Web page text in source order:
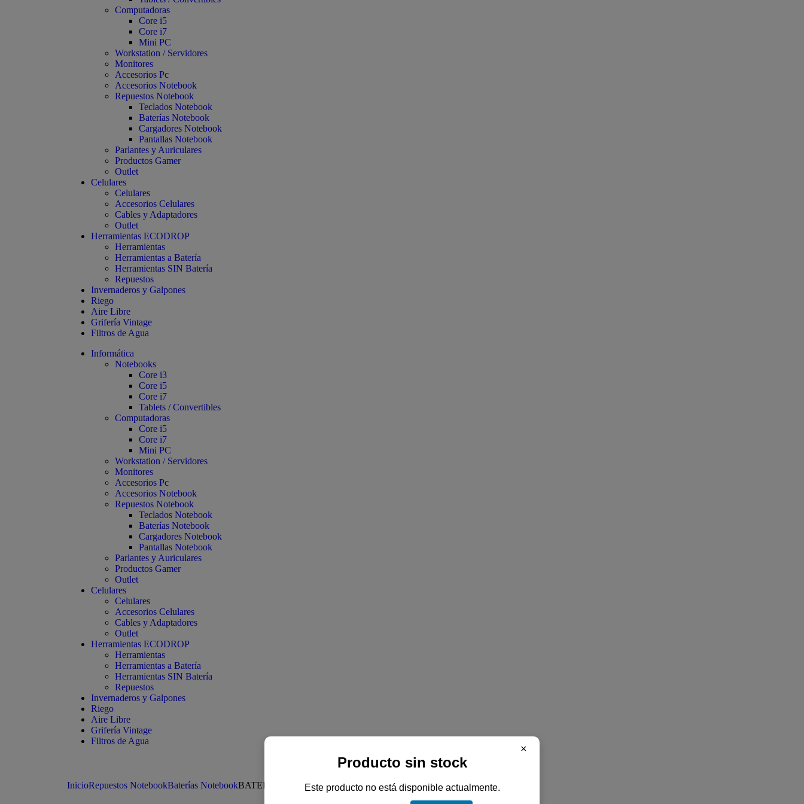
Computadoras
Core i5
Core i7
Mini PC
Workstation / Servidores
Monitores
Accesorios Pc
Accesorios Notebook
Repuestos Notebook
Teclados Notebook
Baterías Notebook
Cargadores Notebook
Pantallas Notebook
Parlantes y Auriculares
Productos Gamer
Outlet
Celulares
Celulares
Accesorios Celulares
Cables y Adaptadores
Outlet
Herramientas ECODROP
Herramientas
Herramientas a Batería
Herramientas SIN Batería
Repuestos
Invernaderos y Galpones
Riego
Aire Libre
Grifería Vintage
Filtros de Agua
Informática
Notebooks
Core i3
Core i5
Core i7
Tablets / Convertibles
Computadoras
Core i5
Core i7
Mini PC
Workstation / Servidores
Monitores
Accesorios Pc
Accesorios Notebook
Repuestos Notebook
Teclados Notebook
Baterías Notebook
Cargadores Notebook
Pantallas Notebook
Parlantes y Auriculares
Productos Gamer
Outlet
Celulares
Celulares
Accesorios Celulares
Cables y Adaptadores
Outlet
Herramientas ECODROP
Herramientas
Herramientas a Batería
Herramientas SIN Batería
Repuestos
Invernaderos y Galpones
Riego
Aire Libre
Grifería Vintage
Filtros de Agua
InicioRepuestos NotebookBaterías NotebookBATERIA para Dell Latitude 6430U
×
Producto sin stock
Este producto no está disponible actualmente.